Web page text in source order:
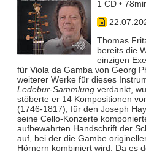
1 CD •
Thomas
bereits die
einzigen
für Viola da Gamba von Georg
weiterer Werke für dieses
Ledebur-Sammlungverdankt,
stöberte er 14 Kompositionen
(1746-1817), für den Joseph
seine Cello-Konzerte
aufbewahrten Handschrift der
auf, bei der die Gambe
Hörnern kombiniert wird. Da es